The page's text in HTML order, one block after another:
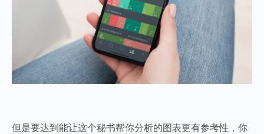
但是要达到能让这个秘书帮你分析的图表更有参考性，你